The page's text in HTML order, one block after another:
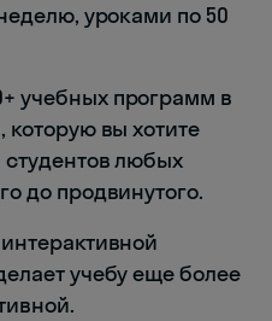
уроками по 50
учебных программ в
которую вы хотите
любых
до продвинутого.
учебу еще более